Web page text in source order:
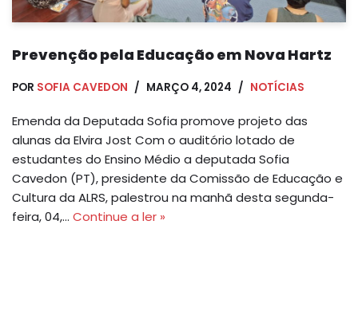
Prevenção pela Educação em Nova Hartz
POR SOFIA CAVEDON MARÇO 4, 2024 NOTÍCIAS
Emenda da Deputada Sofia promove projeto das
alunas da Elvira Jost Com o auditório lotado de
estudantes do Ensino Médio a deputada Sofia
Cavedon (PT), presidente da Comissão de Educação e
Cultura da ALRS, palestrou na manhã desta segunda-
feira, 04,… Continue a ler »